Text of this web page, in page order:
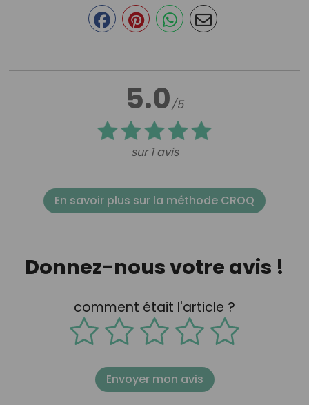
5.0/5
sur 1 avis
En savoir plus sur la méthode CROQ
Donnez-nous votre avis !
comment était l'article ?
Envoyer mon avis